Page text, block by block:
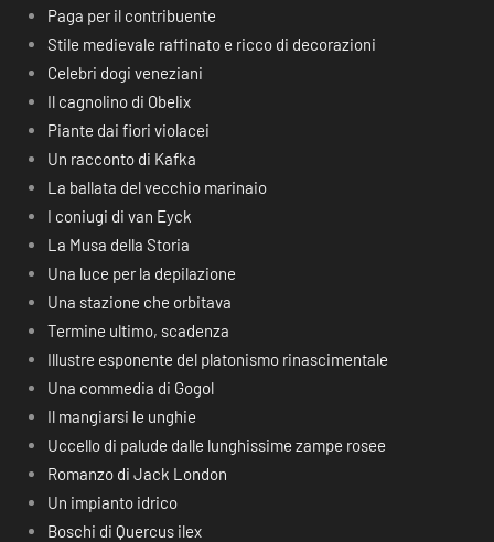
Paga per il contribuente
Stile medievale raffinato e ricco di decorazioni
Celebri dogi veneziani
Il cagnolino di Obelix
Piante dai fiori violacei
Un racconto di Kafka
La ballata del vecchio marinaio
I coniugi di van Eyck
La Musa della Storia
Una luce per la depilazione
Una stazione che orbitava
Termine ultimo, scadenza
Illustre esponente del platonismo rinascimentale
Una commedia di Gogol
Il mangiarsi le unghie
Uccello di palude dalle lunghissime zampe rosee
Romanzo di Jack London
Un impianto idrico
Boschi di Quercus ilex